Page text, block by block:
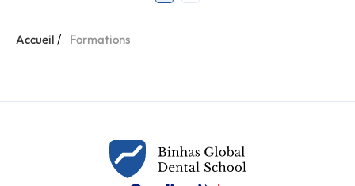
Accueil / Formations